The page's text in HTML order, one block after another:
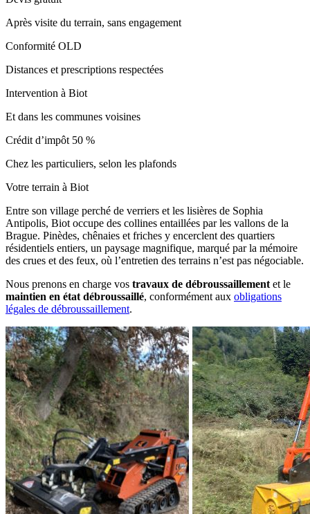
Après visite du terrain, sans engagement
Conformité OLD
Distances et prescriptions respectées
Intervention à Biot
Et dans les communes voisines
Crédit d’impôt 50 %
Chez les particuliers, selon les plafonds
Votre terrain à Biot
Entre son village perché de verriers et les lisières de Sophia
Antipolis, Biot occupe des collines entaillées par les vallons de la
Brague. Pinèdes, chênaies et friches y encerclent des quartiers
résidentiels entiers, un paysage magnifique, marqué par la mémoire
des crues et des feux, où l’entretien des terrains n’est pas négociable.
Nous prenons en charge vos travaux de débroussaillement et le
maintien en état débroussaillé, conformément aux obligations
légales de débroussaillement.